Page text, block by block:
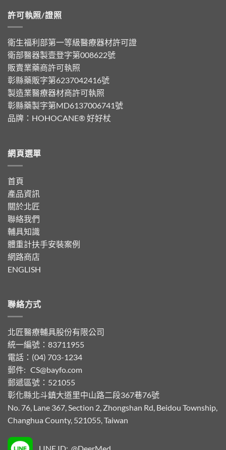
許可執照/證照
衛生福利部第一等級醫療器材許可證
衛部醫器製壹登字第008622號
販賣業藥商許可執照
彰縣藥販字第6237042416號
製造業醫療器材商許可執照
彰縣藥製字第MD6137006741號
品牌： HOHOCANE® 好好杖
網頁選單
首頁
產品資訊
關於北匠
聯絡我們
輔具知識
體重計扶手安裝案例
網路商店
ENGLISH
聯絡方式
北匠醫療輔具股份有限公司
統一編號：83711955
電話：(04) 703-1234
郵件: CS@bayfo.com
郵遞區號：521055
彰化縣北斗鎮大道里中山路二段367巷76號
No. 76, Lane 367, Section 2, Zhongshan Rd, Beidou Township,
Changhua County, 521055, Taiwan